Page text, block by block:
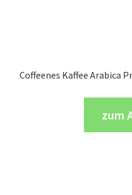
Coffeenes Kaffee Arabica
zum